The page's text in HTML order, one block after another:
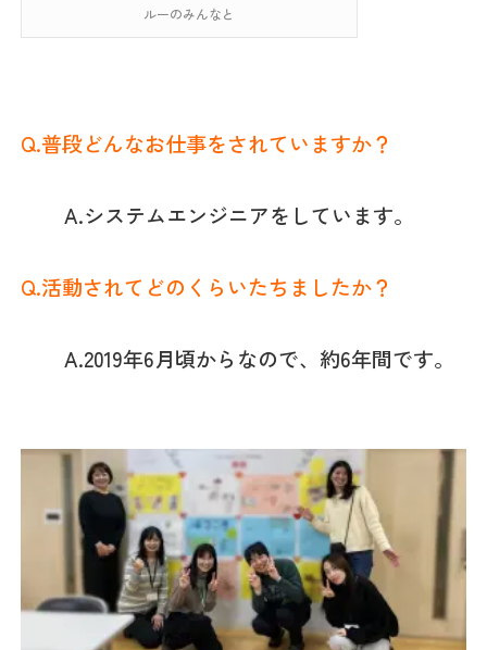
ルーのみんなと
Q.普段どんなお仕事をされていますか？
A.システムエンジニアをしています。
Q.活動されてどのくらいたちましたか？
A.2019年6月頃からなので、約6年間です。